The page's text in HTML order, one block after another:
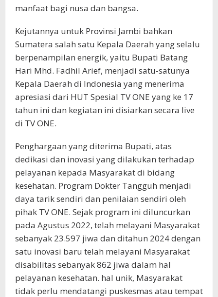
manfaat bagi nusa dan bangsa.
Kejutannya untuk Provinsi Jambi bahkan
Sumatera salah satu Kepala Daerah yang selalu
berpenampilan energik, yaitu Bupati Batang
Hari Mhd. Fadhil Arief, menjadi satu-satunya
Kepala Daerah di Indonesia yang menerima
apresiasi dari HUT Spesial TV ONE yang ke 17
tahun ini dan kegiatan ini disiarkan secara live
di TV ONE.
Penghargaan yang diterima Bupati, atas
dedikasi dan inovasi yang dilakukan terhadap
pelayanan kepada Masyarakat di bidang
kesehatan. Program Dokter Tangguh menjadi
daya tarik sendiri dan penilaian sendiri oleh
pihak TV ONE. Sejak program ini diluncurkan
pada Agustus 2022, telah melayani Masyarakat
sebanyak 23.597 jiwa dan ditahun 2024 dengan
satu inovasi baru telah melayani Masyarakat
disabilitas sebanyak 862 jiwa dalam hal
pelayanan kesehatan. hal unik, Masyarakat
tidak perlu mendatangi puskesmas atau tempat